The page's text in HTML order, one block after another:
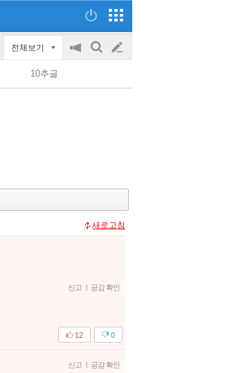
전체보기
공
on/off
검
글
쓰
10추글
새로고침
신고 | 공감 확인
0
12
신고 | 공감 확인